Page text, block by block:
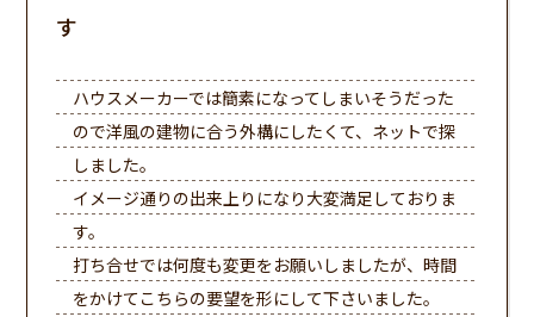
す
ハウスメーカーでは簡素になってしまいそうだった
ので洋風の建物に合う外構にしたくて、ネットで探
しました。
イメージ通りの出来上りになり大変満足しておりま
す。
打ち合せでは何度も変更をお願いしましたが、時間
をかけてこちらの要望を形にして下さいました。